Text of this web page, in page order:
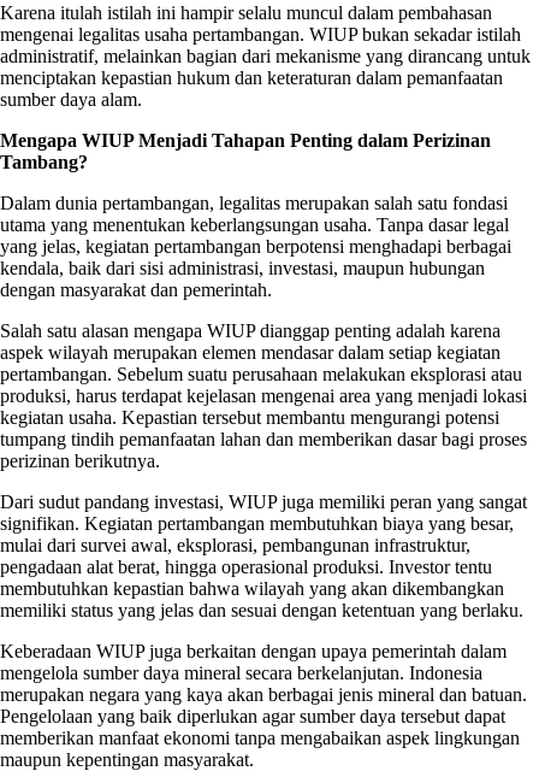
Karena itulah istilah ini hampir selalu muncul dalam pembahasan
mengenai legalitas usaha pertambangan. WIUP bukan sekadar istilah
administratif, melainkan bagian dari mekanisme yang dirancang untuk
menciptakan kepastian hukum dan keteraturan dalam pemanfaatan
sumber daya alam.
Mengapa WIUP Menjadi Tahapan Penting dalam Perizinan
Tambang?
Dalam dunia pertambangan, legalitas merupakan salah satu fondasi
utama yang menentukan keberlangsungan usaha. Tanpa dasar legal
yang jelas, kegiatan pertambangan berpotensi menghadapi berbagai
kendala, baik dari sisi administrasi, investasi, maupun hubungan
dengan masyarakat dan pemerintah.
Salah satu alasan mengapa WIUP dianggap penting adalah karena
aspek wilayah merupakan elemen mendasar dalam setiap kegiatan
pertambangan. Sebelum suatu perusahaan melakukan eksplorasi atau
produksi, harus terdapat kejelasan mengenai area yang menjadi lokasi
kegiatan usaha. Kepastian tersebut membantu mengurangi potensi
tumpang tindih pemanfaatan lahan dan memberikan dasar bagi proses
perizinan berikutnya.
Dari sudut pandang investasi, WIUP juga memiliki peran yang sangat
signifikan. Kegiatan pertambangan membutuhkan biaya yang besar,
mulai dari survei awal, eksplorasi, pembangunan infrastruktur,
pengadaan alat berat, hingga operasional produksi. Investor tentu
membutuhkan kepastian bahwa wilayah yang akan dikembangkan
memiliki status yang jelas dan sesuai dengan ketentuan yang berlaku.
Keberadaan WIUP juga berkaitan dengan upaya pemerintah dalam
mengelola sumber daya mineral secara berkelanjutan. Indonesia
merupakan negara yang kaya akan berbagai jenis mineral dan batuan.
Pengelolaan yang baik diperlukan agar sumber daya tersebut dapat
memberikan manfaat ekonomi tanpa mengabaikan aspek lingkungan
maupun kepentingan masyarakat.